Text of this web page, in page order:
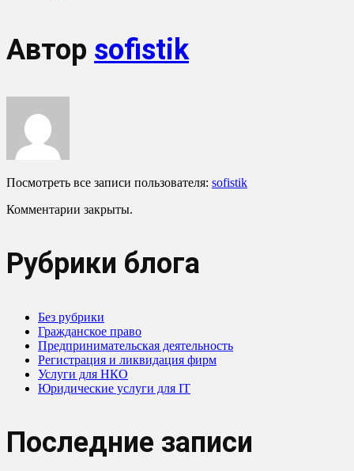
Автор sofistik
Посмотреть все записи пользователя: sofistik
Комментарии закрыты.
Рубрики блога
Без рубрики
Гражданское право
Предпринимательская деятельность
Регистрация и ликвидация фирм
Услуги для НКО
Юридические услуги для IT
Последние записи